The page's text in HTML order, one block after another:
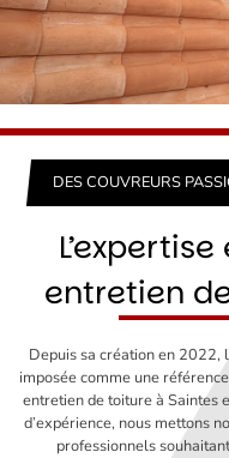
DES COUVREURS
entretien
Depuis sa création en 2022,
imposée comme une
entretien de toiture à Saintes
d’expérience, nous mettons
professionnels